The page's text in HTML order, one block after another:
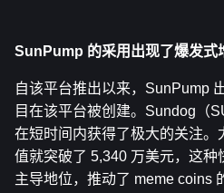
SunPump 的采用出现了爆发式
自该平台推出以来，SunPump
目在该平台被创建。Sundog（
在短时间内获得了极大的关注
值就突破了 5,340 万美元，这
主导地位，推动了 meme coins